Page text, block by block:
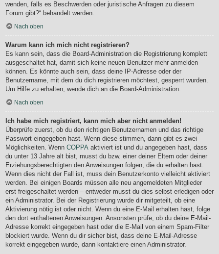
wenden, falls es Beschwerden oder juristische Anfragen zu diesem
Forum gibt?“ behandelt werden.
Nach oben
Warum kann ich mich nicht registrieren?
Es kann sein, dass die Board-Administration die Registrierung komplett
ausgeschaltet hat, damit sich keine neuen Benutzer mehr anmelden
können. Es könnte auch sein, dass deine IP-Adresse oder der
Benutzername, mit dem du dich registrieren möchtest, gesperrt wurden.
Um Hilfe zu erhalten, wende dich an die Board-Administration.
Nach oben
Ich habe mich registriert, kann mich aber nicht anmelden!
Überprüfe zuerst, ob du den richtigen Benutzernamen und das richtige
Passwort eingegeben hast. Wenn diese stimmen, dann gibt es zwei
Möglichkeiten. Wenn COPPA aktiviert ist und du angegeben hast, dass
du unter 13 Jahre alt bist, musst du bzw. einer deiner Eltern oder deiner
Erziehungsberechtigten den Anweisungen folgen, die du erhalten hast.
Wenn dies nicht der Fall ist, muss dein Benutzerkonto vielleicht aktiviert
werden. Bei einigen Boards müssen alle neu angemeldeten Mitglieder
erst freigeschaltet werden – entweder musst du dies selbst erledigen oder
ein Administrator. Bei der Registrierung wurde dir mitgeteilt, ob eine
Aktivierung nötig ist oder nicht. Wenn du eine E-Mail erhalten hast, folge
den dort enthaltenen Anweisungen. Ansonsten prüfe, ob du deine E-Mail-
Adresse korrekt eingegeben hast oder die E-Mail von einem Spam-Filter
blockiert wurde. Wenn du dir sicher bist, dass deine E-Mail-Adresse
korrekt eingegeben wurde, dann kontaktiere einen Administrator.